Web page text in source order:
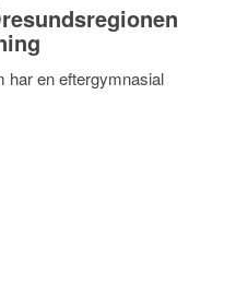
har en eftergymnasial